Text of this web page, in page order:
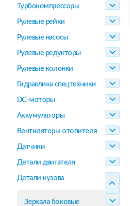
Турбокомпрессоры
Рулевые рейки
Рулевые насосы
Рулевые редукторы
Рулевые колонки
Гидравлика спецтехники
DC-моторы
Аккумуляторы
Вентиляторы отопителя
Датчики
Детали двигателя
Детали кузова
Зеркала боковые